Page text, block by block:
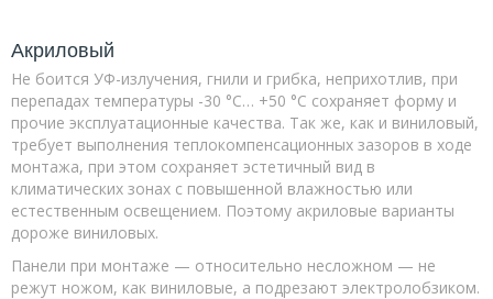
Акриловый
Не боится УФ-излучения, гнили и грибка, неприхотлив, при
перепадах температуры -30 °C… +50 °C сохраняет форму и
прочие эксплуатационные качества. Так же, как и виниловый,
требует выполнения теплокомпенсационных зазоров в ходе
монтажа, при этом сохраняет эстетичный вид в
климатических зонах с повышенной влажностью или
естественным освещением. Поэтому акриловые варианты
дороже виниловых.
Панели при монтаже — относительно несложном — не
режут ножом, как виниловые, а подрезают электролобзиком.